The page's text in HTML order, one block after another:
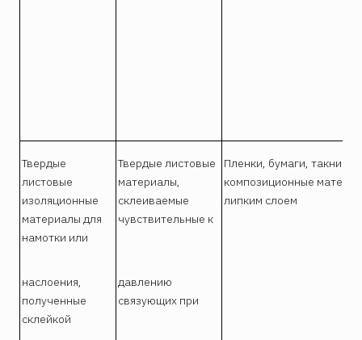
Твердые
листовые
изоляционные
материалы для
намотки или
Твердые листовые
материалы,
склеиваемые
чувствительные к
Пленки, бумаги, такни и
композиционные
липким слоем
наслоения,
полученные
склейкой
давлению
связующих при